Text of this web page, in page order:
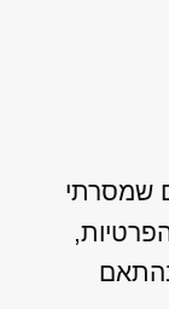
שמסרתי
תיקון 13), ובהתאם